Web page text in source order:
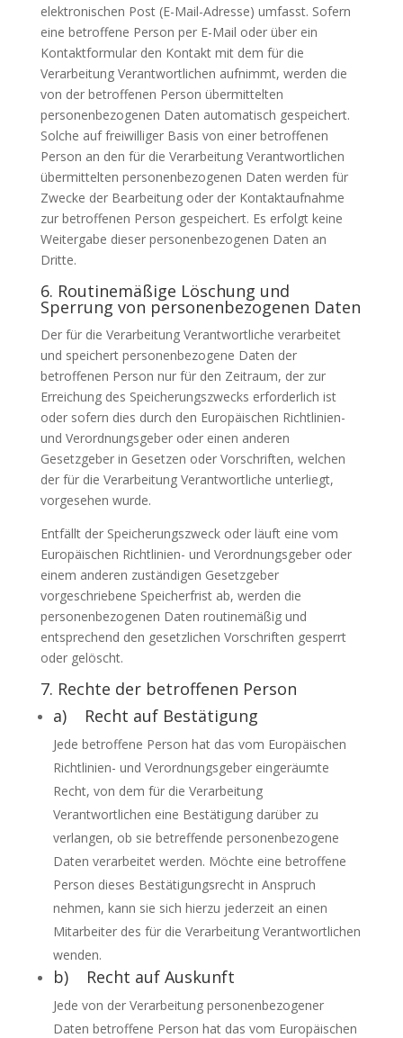
elektronischen Post (E-Mail-Adresse) umfasst. Sofern
eine betroffene Person per E-Mail oder über ein
Kontaktformular den Kontakt mit dem für die
Verarbeitung Verantwortlichen aufnimmt, werden die
von der betroffenen Person übermittelten
personenbezogenen Daten automatisch gespeichert.
Solche auf freiwilliger Basis von einer betroffenen
Person an den für die Verarbeitung Verantwortlichen
übermittelten personenbezogenen Daten werden für
Zwecke der Bearbeitung oder der Kontaktaufnahme
zur betroffenen Person gespeichert. Es erfolgt keine
Weitergabe dieser personenbezogenen Daten an
Dritte.
6. Routinemäßige Löschung und
Sperrung von personenbezogenen Daten
Der für die Verarbeitung Verantwortliche verarbeitet
und speichert personenbezogene Daten der
betroffenen Person nur für den Zeitraum, der zur
Erreichung des Speicherungszwecks erforderlich ist
oder sofern dies durch den Europäischen Richtlinien-
und Verordnungsgeber oder einen anderen
Gesetzgeber in Gesetzen oder Vorschriften, welchen
der für die Verarbeitung Verantwortliche unterliegt,
vorgesehen wurde.
Entfällt der Speicherungszweck oder läuft eine vom
Europäischen Richtlinien- und Verordnungsgeber oder
einem anderen zuständigen Gesetzgeber
vorgeschriebene Speicherfrist ab, werden die
personenbezogenen Daten routinemäßig und
entsprechend den gesetzlichen Vorschriften gesperrt
oder gelöscht.
7. Rechte der betroffenen Person
a) Recht auf Bestätigung
Jede betroffene Person hat das vom Europäischen
Richtlinien- und Verordnungsgeber eingeräumte
Recht, von dem für die Verarbeitung
Verantwortlichen eine Bestätigung darüber zu
verlangen, ob sie betreffende personenbezogene
Daten verarbeitet werden. Möchte eine betroffene
Person dieses Bestätigungsrecht in Anspruch
nehmen, kann sie sich hierzu jederzeit an einen
Mitarbeiter des für die Verarbeitung Verantwortlichen
wenden.
b) Recht auf Auskunft
Jede von der Verarbeitung personenbezogener
Daten betroffene Person hat das vom Europäischen